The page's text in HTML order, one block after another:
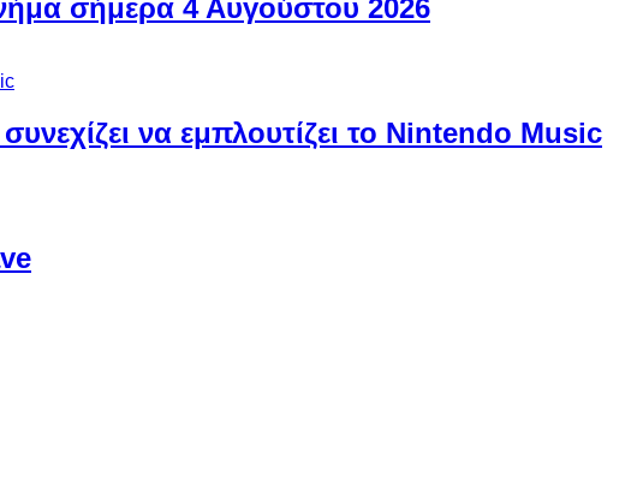
σήμερα 4 Αυγούστου 2026
να εμπλουτίζει το Nintendo Music